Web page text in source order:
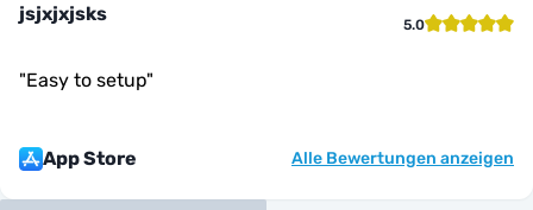
jsjxjxjsks 5.0
"Easy to setup"
App Store Alle Bewertungen anzeigen